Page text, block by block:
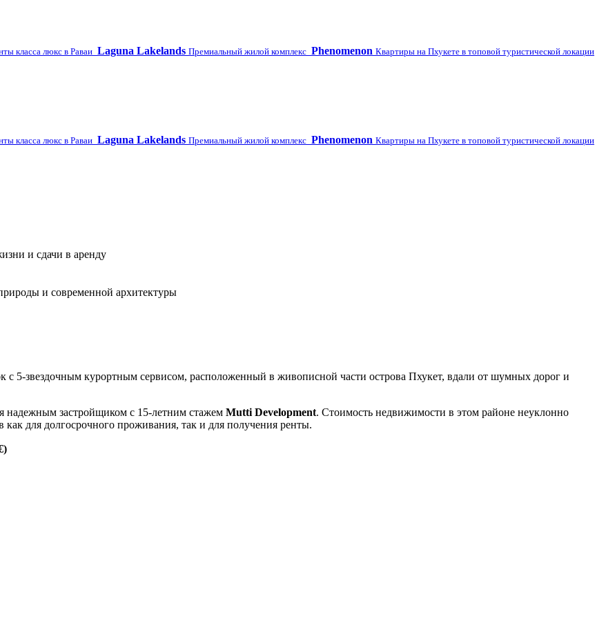
класса люкс в Раваи Laguna Lakelands Премиальный жилой комплекс Phenomenon Квартиры на Пхукете в топовой туристической локации
класса люкс в Раваи Laguna Lakelands Премиальный жилой комплекс Phenomenon Квартиры на Пхукете в топовой туристической локации
и сдачи в аренду
и современной архитектуры
5-звездочным курортным сервисом, расположенный в живописной части острова Пхукет, вдали от шумных дорог и
надежным застройщиком с 15-летним стажем Mutti Development. Стоимость недвижимости в этом районе неуклонно
для долгосрочного проживания, так и для получения ренты.